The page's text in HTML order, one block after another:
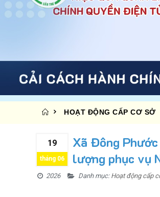
HOẠT ĐỘNG CẤP CƠ SỞ
19
tháng 06
Xã Đông
lượng phục vụ
2026 Danh mục: Hoạt động cấp